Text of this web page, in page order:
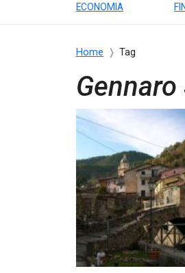
ECONOMIA
Home Tag